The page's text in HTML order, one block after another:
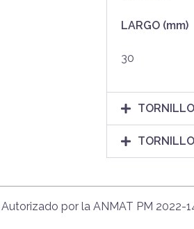
LARGO (mm)
30
Autorizado por la ANMAT PM 2022-